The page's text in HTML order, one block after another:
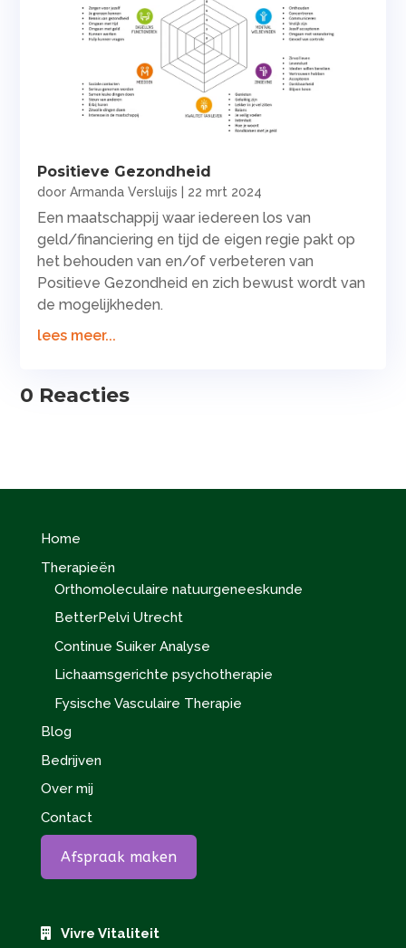
Positieve Gezondheid
doorArmanda Versluijs 22 mrt 2024
Een maatschappij waar iedereen los van
geld/financiering en tijd de eigen regie pakt op
het behouden van en/of verbeteren van
Positieve Gezondheid en zich bewust wordt van
de mogelijkheden.
lees meer...
0 Reacties
Home
Therapieën
Orthomoleculaire natuurgeneeskunde
BetterPelvi Utrecht
Continue Suiker Analyse
Lichaamsgerichte psychotherapie
Fysische Vasculaire Therapie
Blog
Bedrijven
Over mij
Contact
Afspraak maken
Vivre Vitaliteit